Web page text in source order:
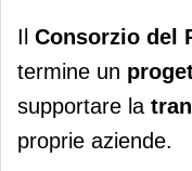
Prosciutto di
transizione
Il Consorzio del
termine un
supportare la
proprie aziende.